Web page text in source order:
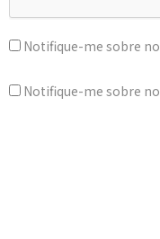
Notifique-me sobre
Notifique-me sobre